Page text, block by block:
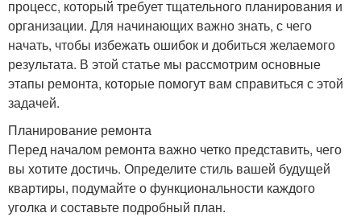
процесс, который требует тщательного планирования и
организации. Для начинающих важно знать, с чего
начать, чтобы избежать ошибок и добиться желаемого
результата. В этой статье мы рассмотрим основные
этапы ремонта, которые помогут вам справиться с этой
задачей.
Планирование ремонта
Перед началом ремонта важно четко представить, чего
вы хотите достичь. Определите стиль вашей будущей
квартиры, подумайте о функциональности каждого
уголка и составьте подробный план.